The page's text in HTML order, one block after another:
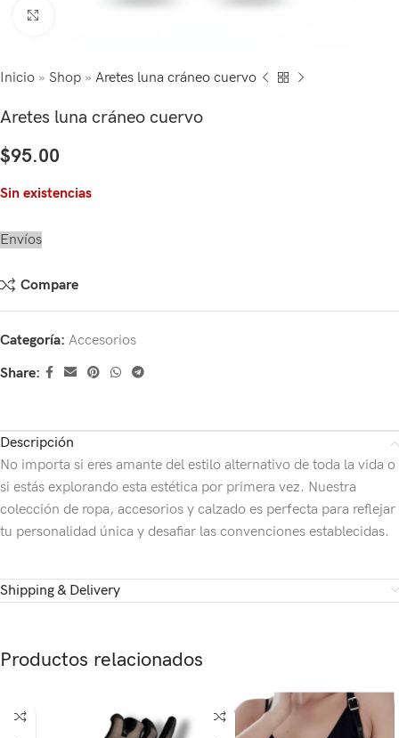
Inicio » Shop » Aretes luna cráneo cuervo
Aretes luna cráneo cuervo
$95.00
Sin existencias
Envíos
Compare
Categoría: Accesorios
Share:
Descripción
No importa si eres amante del estilo alternativo de toda la vida o
si estás explorando esta estética por primera vez. Nuestra
colección de ropa, accesorios y calzado es perfecta para reflejar
tu personalidad única y desafiar las convenciones establecidas.
Shipping & Delivery
Productos relacionados